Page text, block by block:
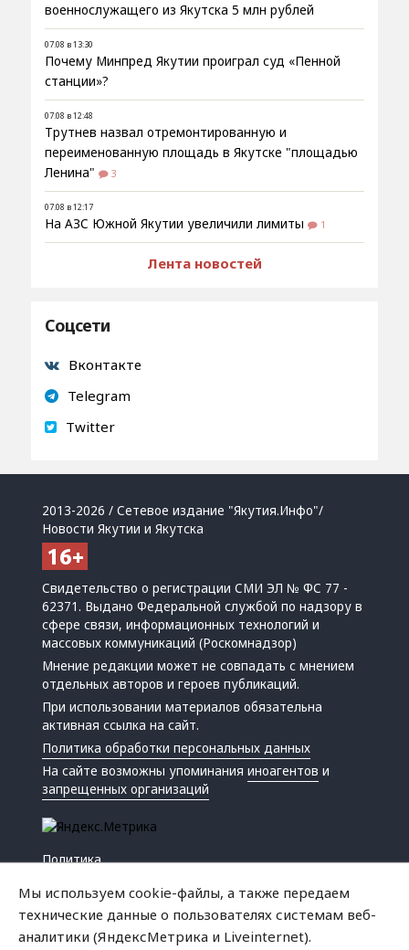
военнослужащего из Якутска 5 млн рублей
07.08 в 13:30
Почему Минпред Якутии проиграл суд «Пенной
станции»?
07.08 в 12:48
Трутнев назвал отремонтированную и
переименованную площадь в Якутске "площадью
Ленина"
3
07.08 в 12:17
На АЗС Южной Якутии увеличили лимиты 1
Лента новостей
Соцсети
Вконтакте
Telegram
Twitter
2013-2026 / Сетевое издание "Якутия.Инфо"/
Новости Якутии и Якутска
Свидетельство о регистрации СМИ ЭЛ № ФС 77 -
62371. Выдано Федеральной службой по надзору в
сфере связи, информационных технологий и
массовых коммуникаций (Роскомнадзор)
Мнение редакции может не совпадать с мнением
отдельных авторов и героев публикаций.
При использовании материалов обязательна
активная ссылка на сайт.
Политика обработки персональных данных
На сайте возможны упоминанияиноагентов и
запрещенных организаций
Политика
Мы используем cookie-файлы, а также передаем
технические данные о пользователях системам веб-
аналитики (ЯндексМетрика и Liveinternet).